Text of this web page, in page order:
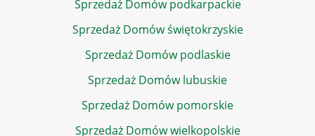
Sprzedaż Domów podkarpackie
Sprzedaż Domów świętokrzyskie
Sprzedaż Domów podlaskie
Sprzedaż Domów lubuskie
Sprzedaż Domów pomorskie
Sprzedaż Domów wielkopolskie